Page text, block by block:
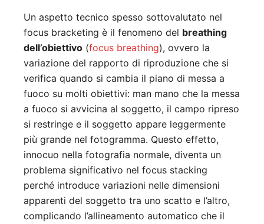
Un aspetto tecnico spesso sottovalutato nel
focus bracketing è il fenomeno del breathing
dell’obiettivo (focus breathing), ovvero la
variazione del rapporto di riproduzione che si
verifica quando si cambia il piano di messa a
fuoco su molti obiettivi: man mano che la messa
a fuoco si avvicina al soggetto, il campo ripreso
si restringe e il soggetto appare leggermente
più grande nel fotogramma. Questo effetto,
innocuo nella fotografia normale, diventa un
problema significativo nel focus stacking
perché introduce variazioni nelle dimensioni
apparenti del soggetto tra uno scatto e l’altro,
complicando l’allineamento automatico che il